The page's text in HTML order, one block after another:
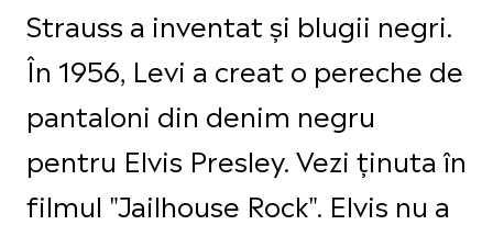
Strauss a inventat și blugii negri.
În 1956, Levi a creat o pereche de
pantaloni din denim negru
pentru Elvis Presley. Vezi ținuta în
filmul "Jailhouse Rock". Elvis nu a